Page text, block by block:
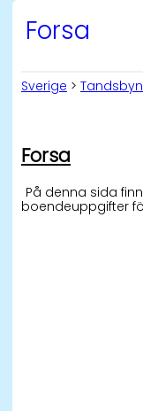
Forsa
Sverige > Tandsbyn
Forsa
På denna sida
boendeuppgifter